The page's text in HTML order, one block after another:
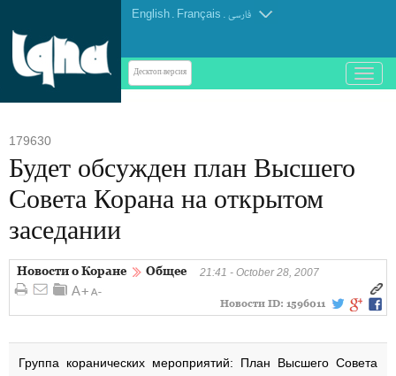
English . Français . فارسی
Десктоп-версия
باز
و
179630
Будет обсужден план Высшего
Совета Корана на открытом
заседании
Новости о Коране Общее 21:41 - October 28, 2007
Новости ID: 1596011
Группа коранических мероприятий: План Высшего Совета